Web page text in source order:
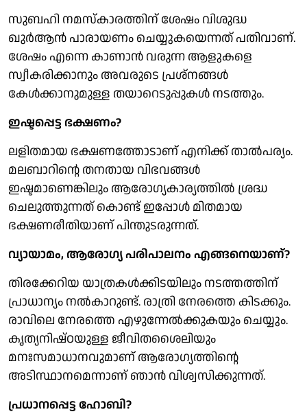
സുബഹി നമസ്‌കാരത്തിന് ശേഷം വിശുദ്ധ
ഖുര്‍ആന്‍ പാരായണം ചെയ്യുകയെന്നത് പതിവാണ്.
ശേഷം എന്നെ കാണാന്‍ വരുന്ന ആളുകളെ
സ്വീകരിക്കാനും അവരുടെ പ്രശ്നങ്ങള്‍
കേള്‍ക്കാനുമുള്ള തയാറെടുപ്പുകള്‍ നടത്തും.
ഇഷ്ടപ്പെട്ട ഭക്ഷണം?
ലളിതമായ ഭക്ഷണത്തോടാണ് എനിക്ക് താല്‍പര്യം.
മലബാറിന്റെ തനതായ വിഭവങ്ങള്‍
ഇഷ്ടമാണെങ്കിലും ആരോഗ്യകാര്യത്തില്‍ ശ്രദ്ധ
ചെലുത്തുന്നത് കൊണ്ട് ഇപ്പോള്‍ മിതമായ
ഭക്ഷണരീതിയാണ് പിന്തുടരുന്നത്.
വ്യായാമം, ആരോഗ്യ പരിപാലനം എങ്ങനെയാണ്?
തിരക്കേറിയ യാത്രകള്‍ക്കിടയിലും നടത്തത്തിന്
പ്രാധാന്യം നല്‍കാറുണ്ട്. രാത്രി നേരത്തെ കിടക്കും.
രാവിലെ നേരത്തെ എഴുന്നേല്‍ക്കുകയും ചെയ്യും.
കൃത്യനിഷ്ഠയുള്ള ജീവിതശൈലിയും
മനഃസമാധാനവുമാണ് ആരോഗ്യത്തിന്റെ
അടിസ്ഥാനമെന്നാണ് ഞാന്‍ വിശ്വസിക്കുന്നത്.
പ്രധാനപ്പെട്ട ഹോബി?